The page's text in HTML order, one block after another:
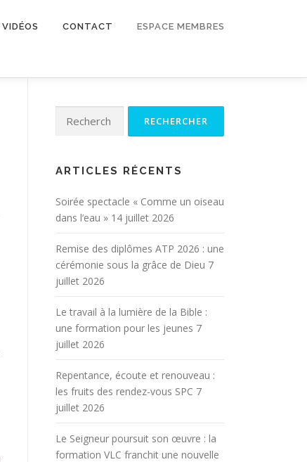
VIDÉOS CONTACT ESPACE MEMBRES
ARTICLES RÉCENTS
Soirée spectacle « Comme un oiseau
dans l’eau » 14 juillet 2026
Remise des diplômes ATP 2026 : une
cérémonie sous la grâce de Dieu 7
juillet 2026
Le travail à la lumière de la Bible :
une formation pour les jeunes 7
juillet 2026
Repentance, écoute et renouveau :
les fruits des rendez-vous SPC 7
juillet 2026
Le Seigneur poursuit son œuvre : la
formation VLC franchit une nouvelle